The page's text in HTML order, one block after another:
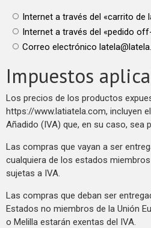
Internet a través del «carrito de
Internet a través del «pedido
Correo electrónico
Impuestos
Los precios de los productos
https://www.latiatela.com, incluyen
Añadido (IVA) que, en su caso, sea
Las compras que vayan a ser
cualquiera de los estados
sujetas a IVA.
Las compras que deban ser
Estados no miembros de la Unión
o Melilla estarán exentas del IVA.